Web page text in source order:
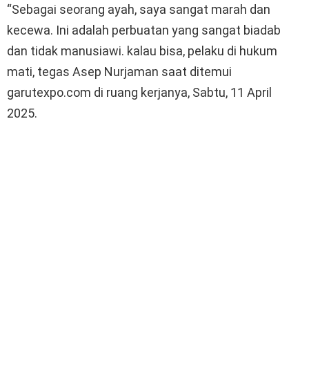
“Sebagai seorang ayah, saya sangat marah dan
kecewa. Ini adalah perbuatan yang sangat biadab
dan tidak manusiawi. kalau bisa, pelaku di hukum
mati, tegas Asep Nurjaman saat ditemui
garutexpo.com di ruang kerjanya, Sabtu, 11 April
2025.